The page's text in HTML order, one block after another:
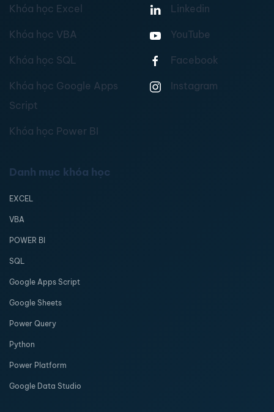
Khóa học Excel
Khóa học VBA
Khóa học SQL
Khóa học Google Apps
Script
Khóa học Power BI
Linkedin
YouTube
Facebook
Instagram
Danh mục khóa học
EXCEL
VBA
POWER BI
SQL
Google Apps Script
Google Sheets
Power Query
Python
Power Platform
Google Data Studio